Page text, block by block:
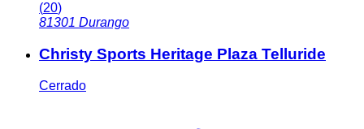
(20)
81301 Durango
Christy Sports Heritage Plaza Telluride
Cerrado